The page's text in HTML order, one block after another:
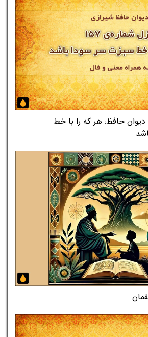
غزل شماره‌ی ۱۵۷ دیوان حافظ: هر که را با خط